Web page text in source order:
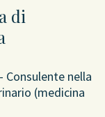
di
- Consulente nella
(medicina